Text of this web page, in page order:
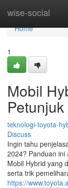
wise-social
Home
Home
1
Mobil
teknologi-toyota-
Discuss
Ingin tahu
2024? Panduan ini
Mobil Hybrid yang
serta trik
https://